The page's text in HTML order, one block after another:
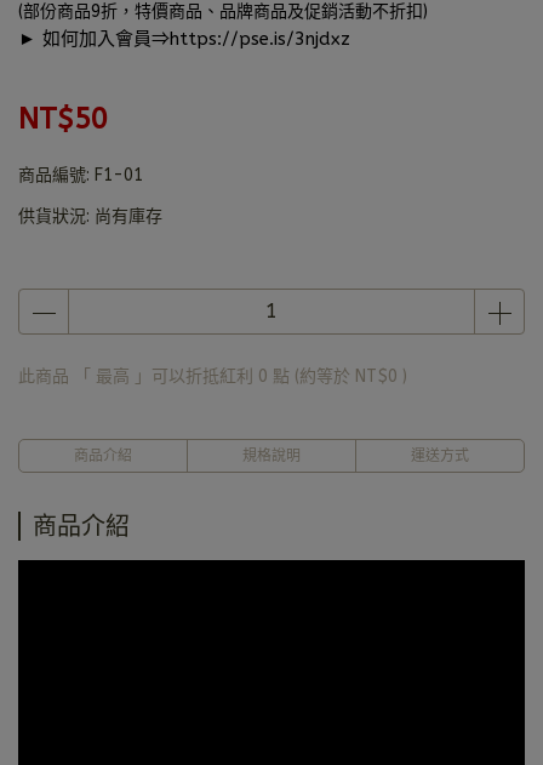
(部份商品9折，特價商品、品牌商品及促銷活動不折扣)
► 如何加入會員⇒https://pse.is/3njdxz
NT$50
商品編號: F1-01
供貨狀況: 尚有庫存
此商品 「 最高 」可以折抵紅利 0 點 (約等於 NT$0 )
商品介紹 規格說明 運送方式
商品介紹